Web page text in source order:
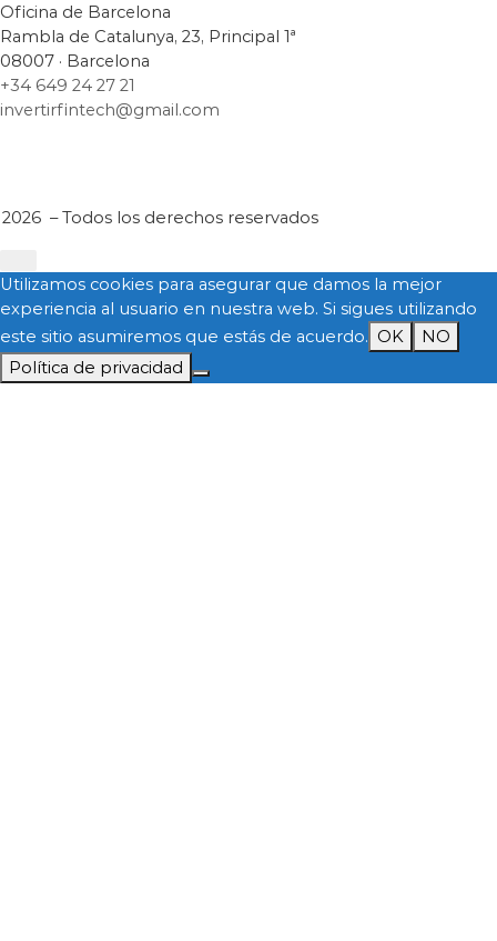
Oficina de Barcelona
Rambla de Catalunya, 23, Principal 1ª
08007 · Barcelona
+34 649 24 27 21
invertirfintech@gmail.com
– Todos los derechos reservados
Utilizamos cookies para asegurar que damos la mejor
experiencia al usuario en nuestra web. Si sigues utilizando
este sitio asumiremos que estás de acuerdo. OK
NO
Política de privacidad